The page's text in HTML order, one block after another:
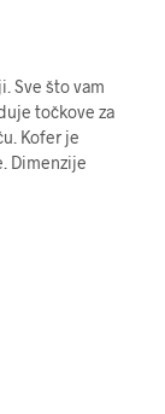
Sve što vam
točkove za
Kofer je
Dimenzije